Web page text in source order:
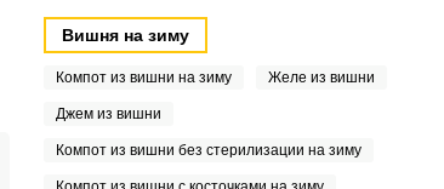
Вишня на зиму
Компот из вишни на зиму Желе из вишни
Джем из вишни
Компот из вишни без стерилизации на зиму